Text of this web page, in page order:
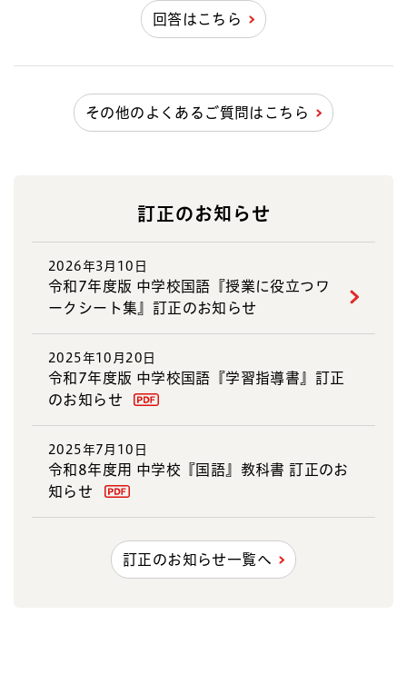
回答はこちら
その他のよくあるご質問はこちら
訂正のお知らせ
2026年3月10日
令和7年度版 中学校国語『授業に役立つワ
ークシート集』訂正のお知らせ
2025年10月20日
令和7年度版 中学校国語『学習指導書』訂正
のお知らせ
2025年7月10日
令和8年度用 中学校『国語』教科書 訂正のお
知らせ
訂正のお知らせ一覧へ